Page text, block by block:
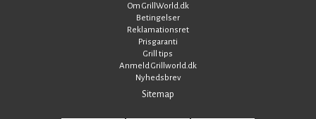
Om GrillWorld.dk
Betingelser
Reklamationsret
Prisgaranti
Grill tips
Anmeld Grillworld.dk
Nyhedsbrev
Sitemap